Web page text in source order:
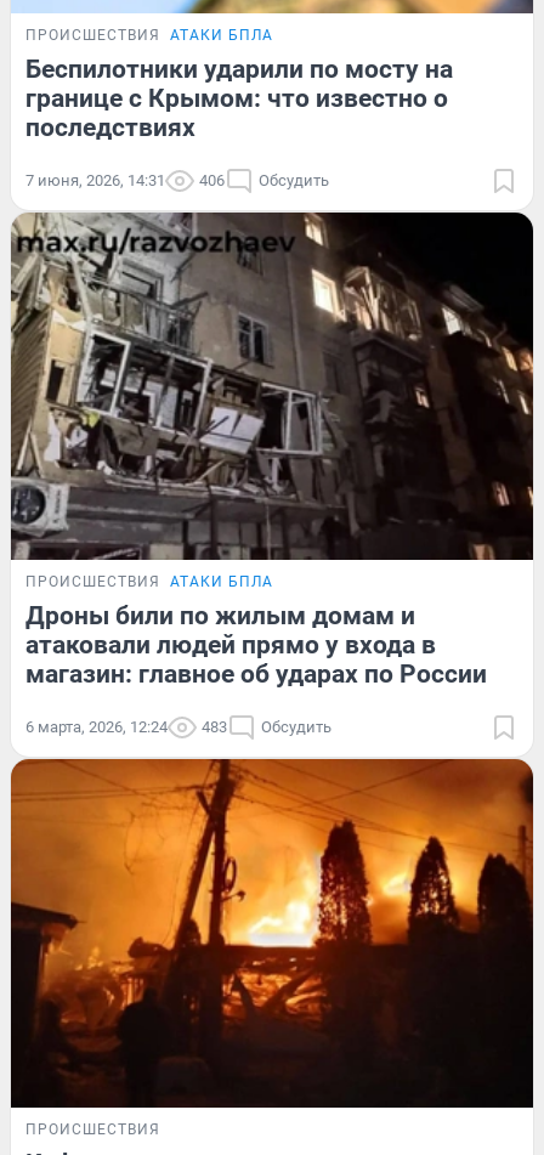
ПРОИСШЕСТВИЯ АТАКИ БПЛА
Беспилотники ударили по мосту на
границе с Крымом: что известно о
последствиях
7 июня, 2026, 14:31 406 Обсудить
ПРОИСШЕСТВИЯ АТАКИ БПЛА
Дроны били по жилым домам и
атаковали людей прямо у входа в
магазин: главное об ударах по России
6 марта, 2026, 12:24 483 Обсудить
ПРОИСШЕСТВИЯ